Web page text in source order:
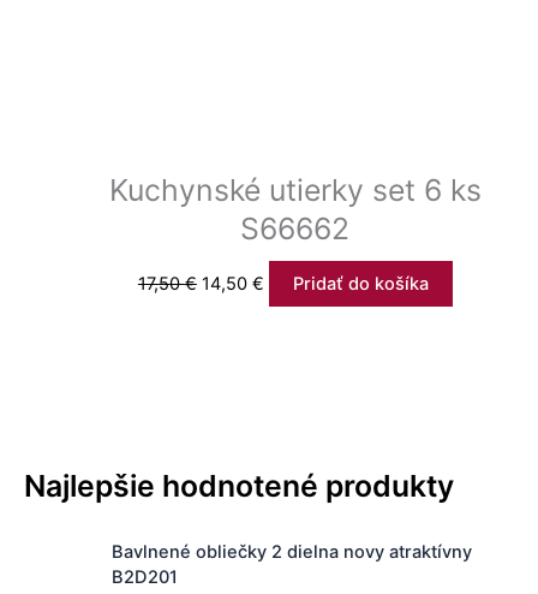
Najlepšie hodnotené produkty
Bavlnené obliečky 2 dielna novy atraktívny
B2D201
P
ô
A
k
Kuchynské utierky set 6 ks
S66662
17,50€ 14,50 € Pridať do košíka